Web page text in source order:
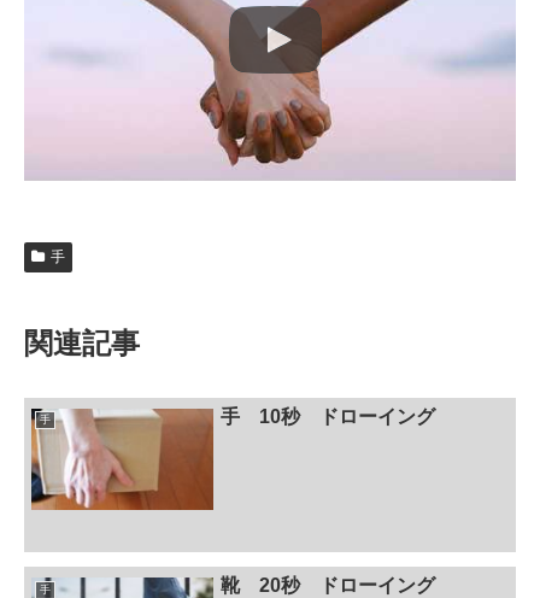
手
関連記事
手 手 10秒 ドローイング
手 靴 20秒 ドローイング